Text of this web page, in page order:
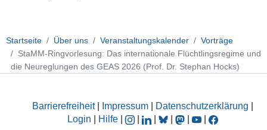
Startseite Über uns Veranstaltungskalender
Vorträge
StaMM-Ringvorlesung: Das internationale Flüchtlingsregime und
die Neureglungen des GEAS 2026 (Prof. Dr. Stephan Hocks)
Barrierefreiheit| Impressum Datenschutzerklärung
Login
Hilfe